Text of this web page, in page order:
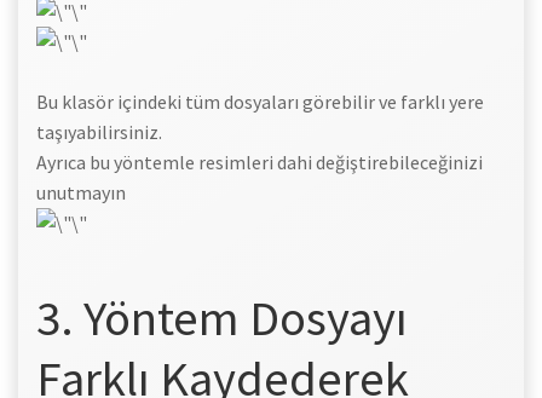
Bu klasör içindeki tüm dosyaları görebilir ve farklı yere
taşıyabilirsiniz.
Ayrıca bu yöntemle resimleri dahi değiştirebileceğinizi
unutmayın
3. Yöntem Dosyayı
Farklı Kaydederek